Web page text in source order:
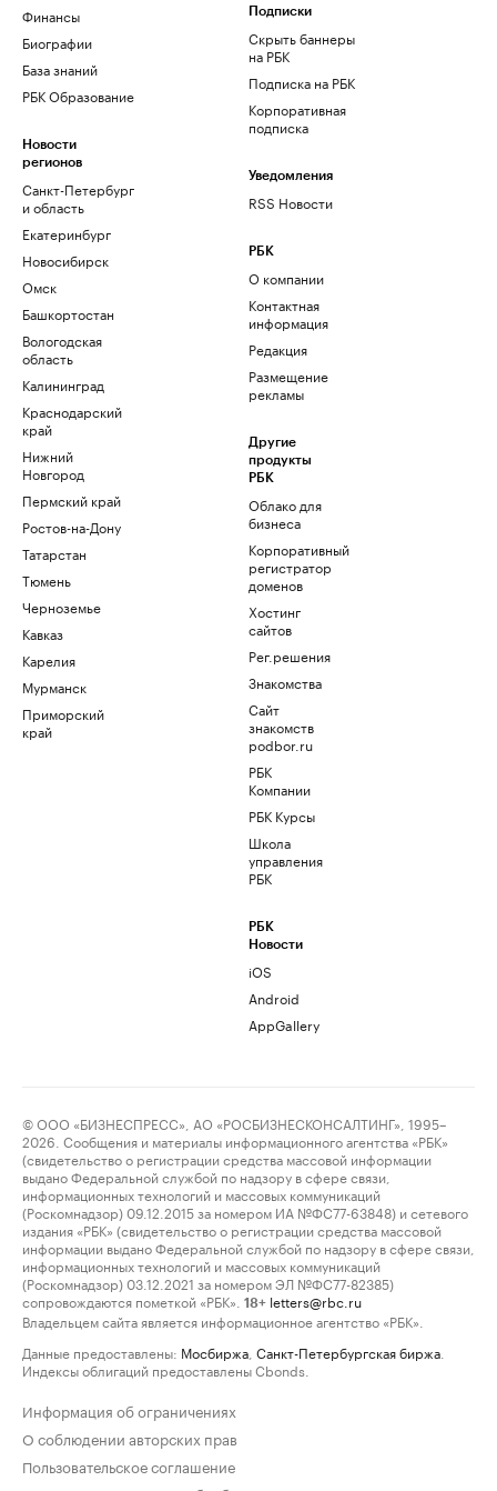
Финансы
Биографии
База знаний
РБК Образование
Новости
регионов
Санкт-Петербург
и область
Екатеринбург
Новосибирск
Омск
Башкортостан
Вологодская
область
Калининград
Краснодарский
край
Нижний
Новгород
Пермский край
Ростов-на-Дону
Татарстан
Тюмень
Черноземье
Кавказ
Карелия
Мурманск
Приморский
край
Подписки
Скрыть баннеры
на РБК
Подписка на РБК
Корпоративная
подписка
Уведомления
RSS Новости
РБК
О компании
Контактная
информация
Редакция
Размещение
рекламы
Другие
продукты
РБК
Облако для
бизнеса
Корпоративный
регистратор
доменов
Хостинг
сайтов
Рег.решения
Знакомства
Сайт
знакомств
podbor.ru
РБК
Компании
РБК Курсы
Школа
управления
РБК
РБК
Новости
iOS
Android
AppGallery
© ООО «БИЗНЕСПРЕСС», АО «РОСБИЗНЕСКОНСАЛТИНГ», 1995–
2026. Сообщения и материалы информационного агентства «РБК»
(свидетельство о регистрации средства массовой информации
выдано Федеральной службой по надзору в сфере связи,
информационных технологий и массовых коммуникаций
(Роскомнадзор) 09.12.2015 за номером ИА №ФС77-63848) и сетевого
издания «РБК» (свидетельство о регистрации средства массовой
информации выдано Федеральной службой по надзору в сфере связи,
информационных технологий и массовых коммуникаций
(Роскомнадзор) 03.12.2021 за номером ЭЛ №ФС77-82385)
сопровождаются пометкой «РБК».
18+ letters@rbc.ru
Владельцем сайта является информационное агентство «РБК».
Данные предоставлены: Мосбиржа Санкт-Петербургская биржа
Индексы облигаций предоставлены Cbonds.
Информация об ограничениях
О соблюдении авторских прав
Пользовательское соглашение